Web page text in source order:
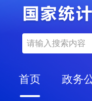
首页 政务